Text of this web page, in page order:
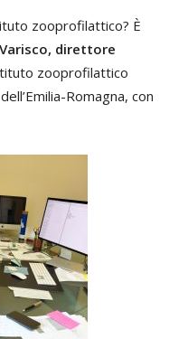
zooprofilattico? È
direttore
zooprofilattico
Romagna, con